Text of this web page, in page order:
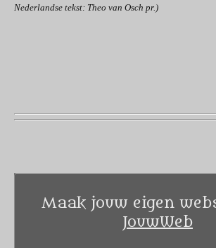
Nederlandse tekst: Theo van Osch pr.)
Maak jouw eigen
JouwWeb